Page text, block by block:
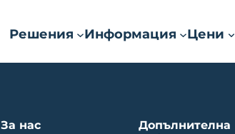
Решения Информация Цени
За нас
Допълнителна